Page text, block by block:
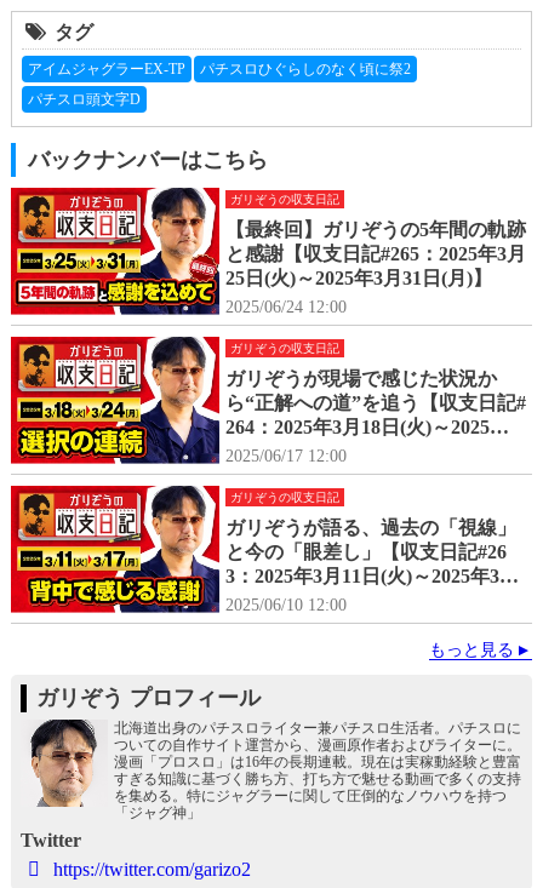
タグ
アイムジャグラーEX-TP
パチスロひぐらしのなく頃に祭2
パチスロ頭文字D
バックナンバーはこちら
ガリぞうの収支日記
【最終回】ガリぞうの5年間の軌跡
と感謝【収支日記#265：2025年3月
25日(火)～2025年3月31日(月)】
2025/06/24 12:00
ガリぞうの収支日記
ガリぞうが現場で感じた状況か
ら“正解への道”を追う【収支日記#
264：2025年3月18日(火)～2025年3
月24日(月)】
2025/06/17 12:00
ガリぞうの収支日記
ガリぞうが語る、過去の「視線」
と今の「眼差し」【収支日記#26
3：2025年3月11日(火)～2025年3月
17日(月)】
2025/06/10 12:00
もっと見る
ガリぞう プロフィール
北海道出身のパチスロライター兼パチスロ生活者。パチスロに
ついての自作サイト運営から、漫画原作者およびライターに。
漫画「プロスロ」は16年の長期連載。現在は実稼動経験と豊富
すぎる知識に基づく勝ち方、打ち方で魅せる動画で多くの支持
を集める。特にジャグラーに関して圧倒的なノウハウを持つ
「ジャグ神」
Twitter
https://twitter.com/garizo2